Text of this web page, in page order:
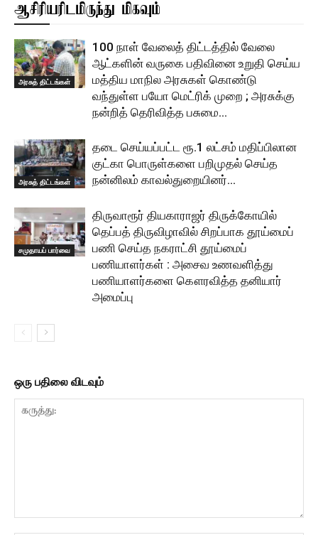
ஆசிரியரிடமிருந்து மிகவும்
அரசுத் திட்டங்கள்
100 நாள் வேலைத் திட்டத்தில் வேலை
ஆட்களின் வருகை பதிவினை உறுதி செய்ய
மத்திய மாநில அரசுகள் கொண்டு
வந்துள்ள பயோ மெட்ரிக் முறை ; அரசுக்கு
நன்றித் தெரிவித்த பசுமை...
அரசுத் திட்டங்கள்
தடை செய்யப்பட்ட ரூ.1 லட்சம் மதிப்பிலான
குட்கா பொருள்களை பறிமுதல் செய்த
நன்னிலம் காவல்துறையினர்…
சமுதாயப் பார்வை
திருவாரூர் தியகாராஜர் திருக்கோயில்
தெப்பத் திருவிழாவில் சிறப்பாக தூய்மைப்
பணி செய்த நகராட்சி தூய்மைப்
பணியாளர்கள் : அசைவ உணவளித்து
பணியாளர்களை கௌரவித்த தனியார்
அமைப்பு
ஒரு பதிலை விடவும்